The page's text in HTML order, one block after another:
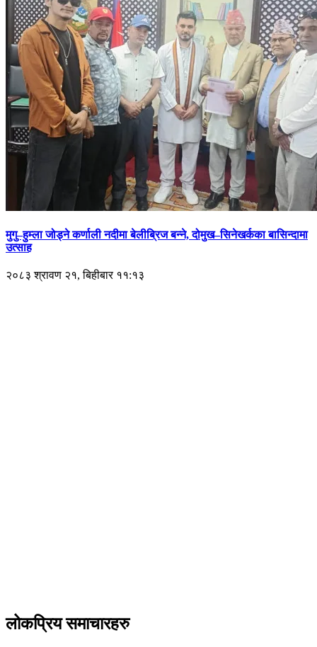
मुगु–हुम्ला जोड्ने कर्णाली नदीमा बेलीब्रिज बन्ने, दोमुख–सिनेखर्कका बासिन्दामा
उत्साह
२०८३ श्रावण २१, बिहीबार ११:१३
लोकप्रिय समाचारहरु